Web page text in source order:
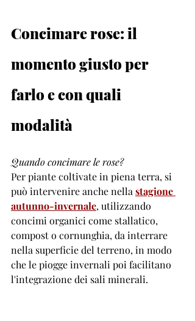
Concimare rose: il
momento giusto per
farlo e con quali
modalità
Quando concimare le rose?
Per piante coltivate in piena terra, si
può intervenire anche nella stagione
autunno-invernale, utilizzando
concimi organici come stallatico,
compost o cornunghia, da interrare
nella superficie del terreno, in modo
che le piogge invernali poi facilitano
l'integrazione dei sali minerali.